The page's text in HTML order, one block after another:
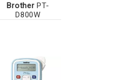
BrotherPT-
D800W